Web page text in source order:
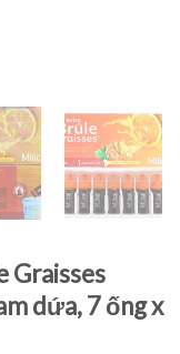
Graisses
dứa, 7 ống x